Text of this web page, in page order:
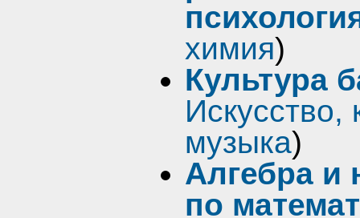
химия)
Культура
Искусство,
музыка)
Алгебра и
по